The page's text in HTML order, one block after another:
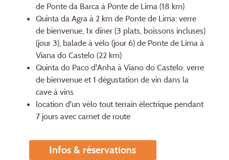
de Ponte da Barca à Ponte de Lima (18 km)
Quinta da Agra à 2 km de Ponte de Lima: verre
de bienvenue, 1x dîner (3 plats, boissons incluses)
(jour 3), balade à vélo (jour 6) de Ponte de Lima à
Viana do Castelo (22 km)
Quinta do Paco d'Anha à Viano do Castelo: verre
de bienvenue et 1 dégustation de vin dans la
cave à vins
location d'un vélo tout terrain électrique pendant
7 jours avec carnet de route
Infos & réservations